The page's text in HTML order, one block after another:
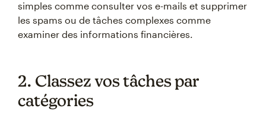
simples comme consulter vos e-mails et supprimer
les spams ou de tâches complexes comme
examiner des informations financières.
2. Classez vos tâches par
catégories